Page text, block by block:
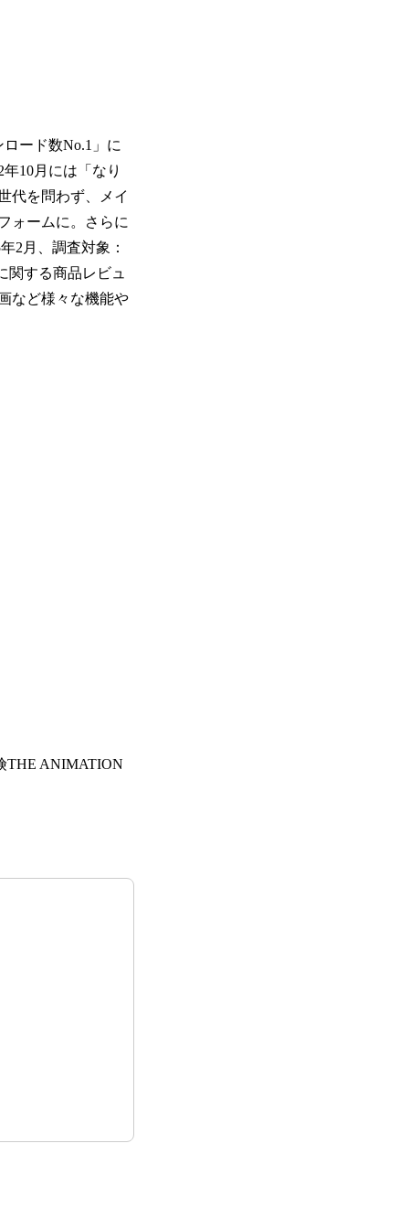
ード数No.1」に
10月には「なり
代を問わず、メイ
ォームに。さらに
2月、調査対象：
関する商品レビュ
など様々な機能や
THE ANIMATION